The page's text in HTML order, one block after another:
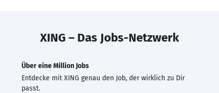
XING – Das Jobs-Netzwerk
Über eine Million Jobs
Entdecke mit XING genau den Job, der wirklich zu Dir
passt.